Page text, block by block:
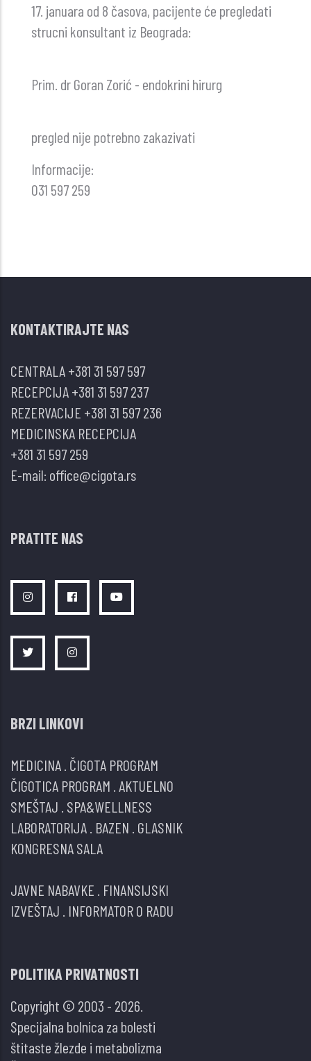
17. januara od 8 časova, pacijente će pregledati
strucni konsultant iz Beograda:
Prim. dr Goran Zorić - endokrini hirurg
pregled nije potrebno zakazivati
Informacije:
031 597 259
KONTAKTIRAJTE NAS
CENTRALA+381 31 597 597
RECEPCIJA+381 31 597 237
REZERVACIJE +381 31 597 236
MEDICINSKA RECEPCIJA
+381 31 597 259
E-mail: office@cigota.rs
PRATITE NAS
BRZI LINKOVI
MEDICINA ČIGOTA PROGRAM
ČIGOTICA PROGRAM AKTUELNO
SMEŠTAJ SPA&WELLNESS
LABORATORIJA BAZEN GLASNIK
KONGRESNA SALA
JAVNE NABAVKE FINANSIJSKI
IZVEŠTAJ INFORMATOR O RADU
POLITIKA PRIVATNOSTI
Copyright © 2003 - 2026.
Specijalna bolnica za bolesti
štitaste žlezde i metabolizma